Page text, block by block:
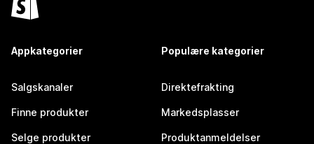
Appkategorier
Salgskanaler
Finne produkter
Selge produkter
Populære kategorier
Direktefrakting
Markedsplasser
Produktanmeldelser